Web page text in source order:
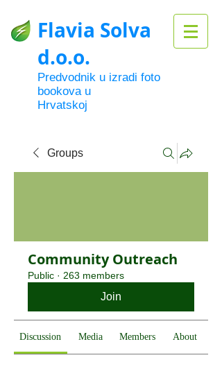
Flavia Solva
d.o.o.
Predvodnik u izradi foto
bookova u
Hrvatskoj
Groups
Community Outreach
Public · 263 members
Join
Discussion Media Members About